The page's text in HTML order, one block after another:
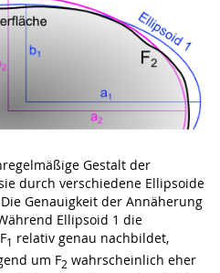
Gestalt der
durch verschiedene Ellipsoide
Genauigkeit der Annäherung
Ellipsoid 1 die
1 relativ genau nachbildet,
um F2 wahrscheinlich eher